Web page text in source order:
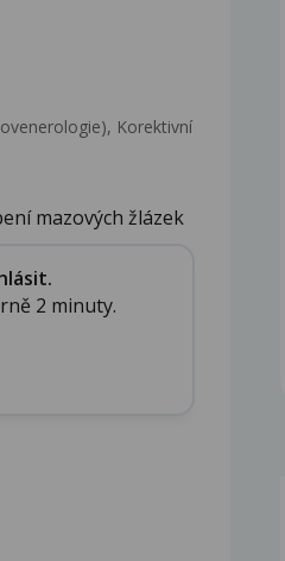
Korektivní
mazových žlázek
2 minuty.